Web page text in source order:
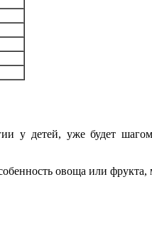
у детей, уже будет
овоща или фрукта,